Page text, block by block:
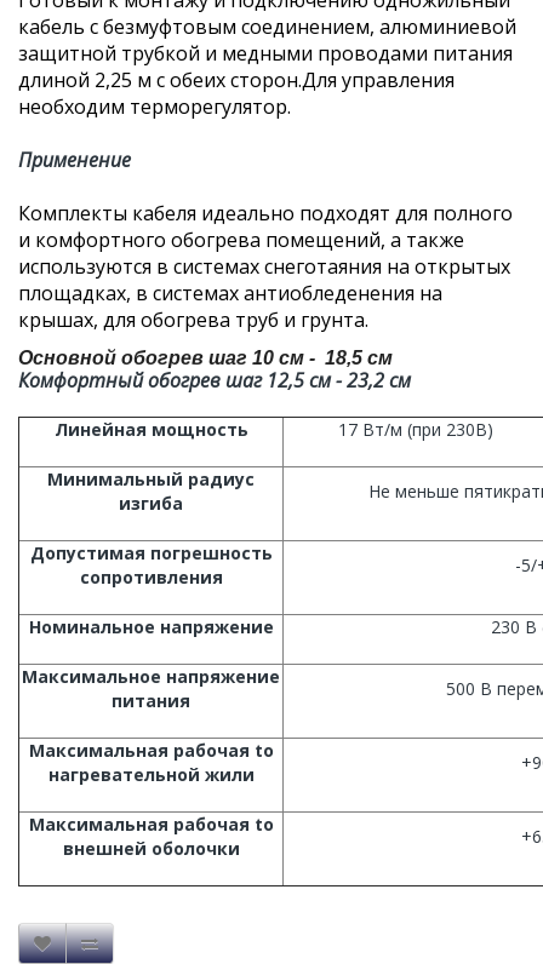
кабель с безмуфтовым соединением, алюминиевой
защитной трубкой и медными проводами питания
длиной 2,25 м с обеих сторон.Для управления
необходим терморегулятор.
Применение
Комплекты кабеля идеально подходят для полного
и комфортного обогрева помещений, а также
используются в системах снеготаяния на открытых
площадках, в системах антиобледенения на
крышах, для обогрева труб и грунта.
Основной обогрев шаг 10 см - 18,5 см
Комфортный обогрев шаг 12,5 см - 23,2 см
Линейная мощность 17 Вт/м (при 230В)
Минимальный радиус
изгиба
Не меньше
Допустимая погрешность
сопротивления
-5/
Номинальное напряжение 230 В
Максимальное напряжение
питания
500 В
Максимальная рабочая to
нагревательной жили
Максимальная рабочая to
внешней оболочки